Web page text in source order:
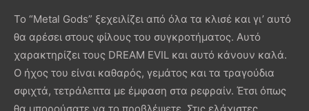
Το “Metal Gods” ξεχειλίζει από όλα τα κλισέ και γι’ αυτό
θα αρέσει στους φίλους του συγκροτήματος. Αυτό
χαρακτηρίζει τους DREAM EVIL και αυτό κάνουν καλά.
Ο ήχος του είναι καθαρός, γεμάτος και τα τραγούδια
σφιχτά, τετράλεπτα με έμφαση στα ρεφραίν. Έτσι όπως
θα μπορούσατε να το προβλέψετε. Στις ελάχιστες